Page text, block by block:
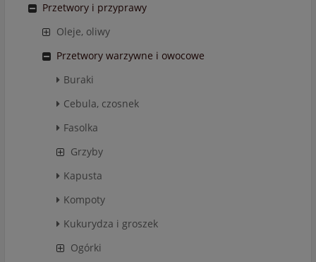
Przetwory i przyprawy
Oleje, oliwy
Przetwory warzywne i owocowe
Buraki
Cebula, czosnek
Fasolka
Grzyby
Kapusta
Kompoty
Kukurydza i groszek
Ogórki